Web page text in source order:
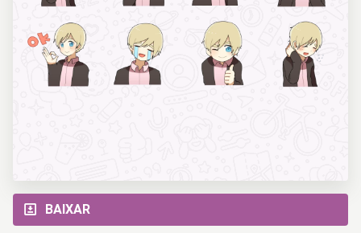
BAIXAR